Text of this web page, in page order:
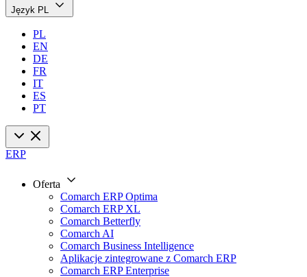
Język PL
PL
EN
DE
FR
IT
ES
PT
ERP
Oferta
Comarch ERP Optima
Comarch ERP XL
Comarch Betterfly
Comarch AI
Comarch Business Intelligence
Aplikacje zintegrowane z Comarch ERP
Comarch ERP Enterprise